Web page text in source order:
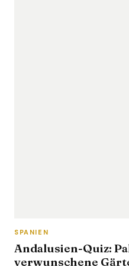
SPANIEN
Andalusien-Quiz:
verwunschene